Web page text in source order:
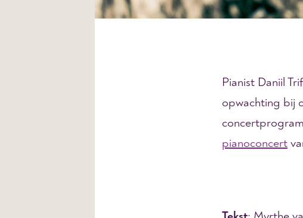
Pianist Daniil
opwachting bij
pianoconcert